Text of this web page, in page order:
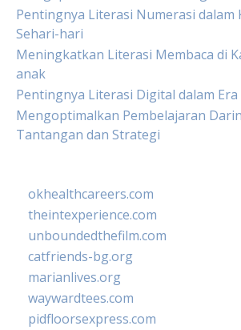
Pentingnya Literasi Numerasi dalam
Sehari-hari
Meningkatkan Literasi Membaca di
anak
Pentingnya Literasi Digital dalam
Mengoptimalkan Pembelajaran
Tantangan dan Strategi
okhealthcareers.com
theintexperience.com
unboundedthefilm.com
catfriends-bg.org
marianlives.org
waywardtees.com
pidfloorsexpress.com